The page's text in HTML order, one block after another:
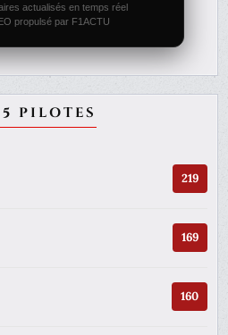
actualisés en temps réel
propulsé par F1ACTU
PILOTES
219
169
160